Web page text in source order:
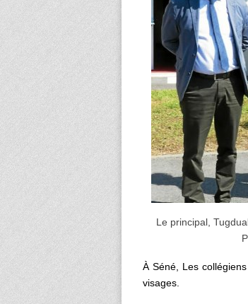
Le principal,
À Séné, Les
visages.